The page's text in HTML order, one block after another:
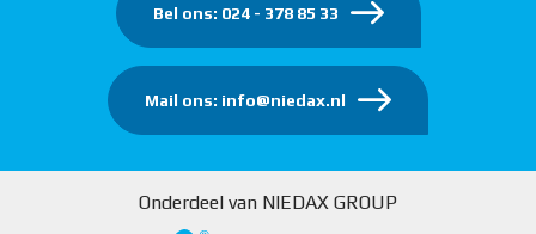
Bel ons: 024 - 378 85 33
Mail ons: info@niedax.nl
Onderdeel van NIEDAX GROUP